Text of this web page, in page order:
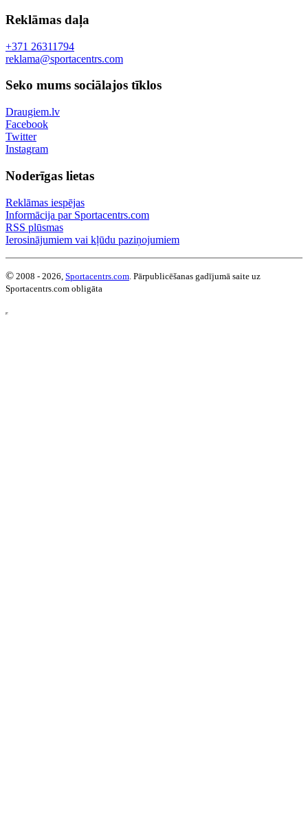
Reklāmas daļa
+371 26311794
reklama@sportacentrs.com
Seko mums sociālajos tīklos
Draugiem.lv
Facebook
Twitter
Instagram
Noderīgas lietas
Reklāmas iespējas
Informācija par Sportacentrs.com
RSS plūsmas
Ierosinājumiem vai kļūdu paziņojumiem
© 2008 - 2026, Sportacentrs.com . Pārpublicēšanas gadījumā saite uz
Sportacentrs.com obligāta